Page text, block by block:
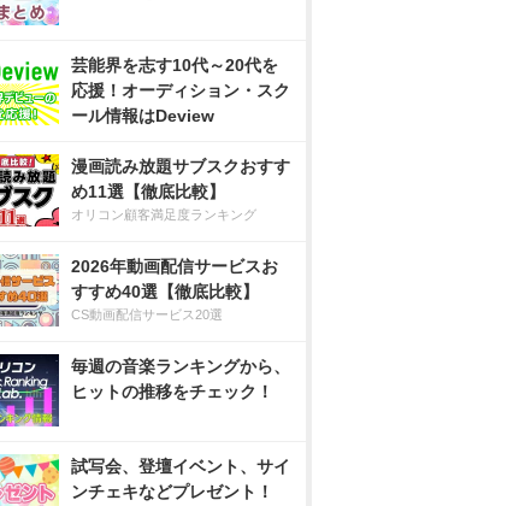
芸能界を志す10代～20代を
応援！オーディション・スク
ール情報はDeview
漫画読み放題サブスクおすす
め11選【徹底比較】
オリコン顧客満足度ランキング
2026年動画配信サービスお
すすめ40選【徹底比較】
CS動画配信サービス20選
毎週の音楽ランキングから、
ヒットの推移をチェック！
試写会、登壇イベント、サイ
ンチェキなどプレゼント！